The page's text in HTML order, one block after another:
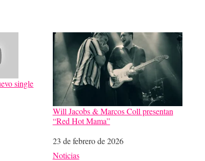
single
Will Jacobs & Marcos Coll presentan
“Red Hot Mama”
Fecha
23 de febrero de 2026
Respecto a
Noticias